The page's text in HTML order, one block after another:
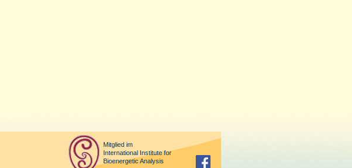
Mitglied im
International Institute for
Bioenergetic Analysis